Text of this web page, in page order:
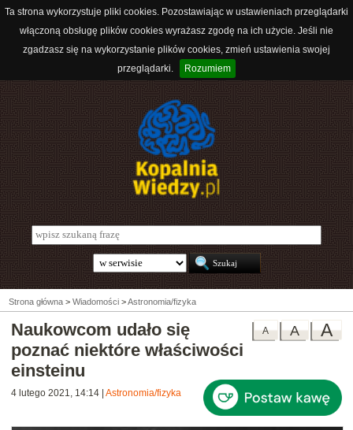
Ta strona wykorzystuje pliki cookies. Pozostawiając w ustawieniach przeglądarki
włączoną obsługę plików cookies wyrażasz zgodę na ich użycie. Jeśli nie
zgadzasz się na wykorzystanie plików cookies, zmień ustawienia swojej
przeglądarki.
Rozumiem
Strona główna > Wiadomości >Astronomia/fizyka
A
A
A
Naukowcom udało się
poznać niektóre właściwości
einsteinu
4 lutego 2021, 14:14 Astronomia/fizyka